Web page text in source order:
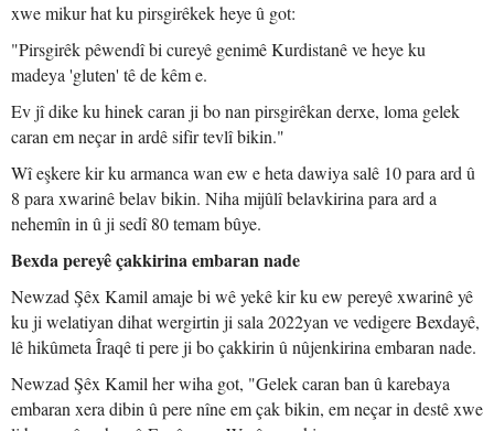
xwe mikur hat ku pirsgirêkek heye û got:
"Pirsgirêk pêwendî bi cureyê genimê Kurdistanê ve heye ku
madeya 'gluten' tê de kêm e.
Ev jî dike ku hinek caran ji bo nan pirsgirêkan derxe, loma gelek
caran em neçar in ardê sifir tevlî bikin."
Wî eşkere kir ku armanca wan ew e heta dawiya salê 10 para ard û
8 para xwarinê belav bikin. Niha mijûlî belavkirina para ard a
nehemîn in û ji sedî 80 temam bûye.
Bexda pereyê çakkirina embaran nade
Newzad Şêx Kamil amaje bi wê yekê kir ku ew pereyê xwarinê yê
ku ji welatiyan dihat wergirtin ji sala 2022yan ve vedigere Bexdayê,
lê hikûmeta Îraqê ti pere ji bo çakkirin û nûjenkirina embaran nade.
Newzad Şêx Kamil her wiha got, "Gelek caran ban û karebaya
embaran xera dibin û pere nîne em çak bikin, em neçar in destê xwe